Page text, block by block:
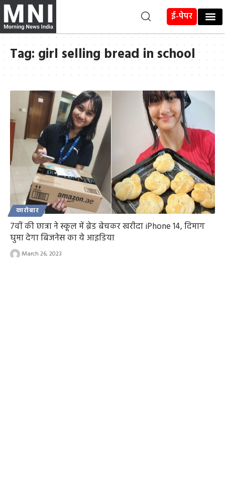
ई-पेपर
Tag: girl selling bread in school
कारोबार
7वीं की छात्रा ने स्कूल में ब्रेड बेचकर खरीदा iPhone 14, दिमाग
घुमा देगा बिजनेस का ये आइडिया
March 26, 2023